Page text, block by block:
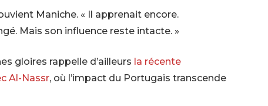
Maniche. « Il apprenait encore.
Mais son influence reste intacte. »
gloires rappelle d’ailleurs la récente
Al-Nassr, où l’impact du Portugais transcende